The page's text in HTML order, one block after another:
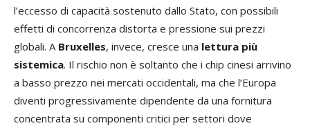
l’eccesso di capacità sostenuto dallo Stato, con possibili
effetti di concorrenza distorta e pressione sui prezzi
globali. A Bruxelles, invece, cresce una lettura più
sistemica. Il rischio non è soltanto che i chip cinesi arrivino
a basso prezzo nei mercati occidentali, ma che l’Europa
diventi progressivamente dipendente da una fornitura
concentrata su componenti critici per settori dove